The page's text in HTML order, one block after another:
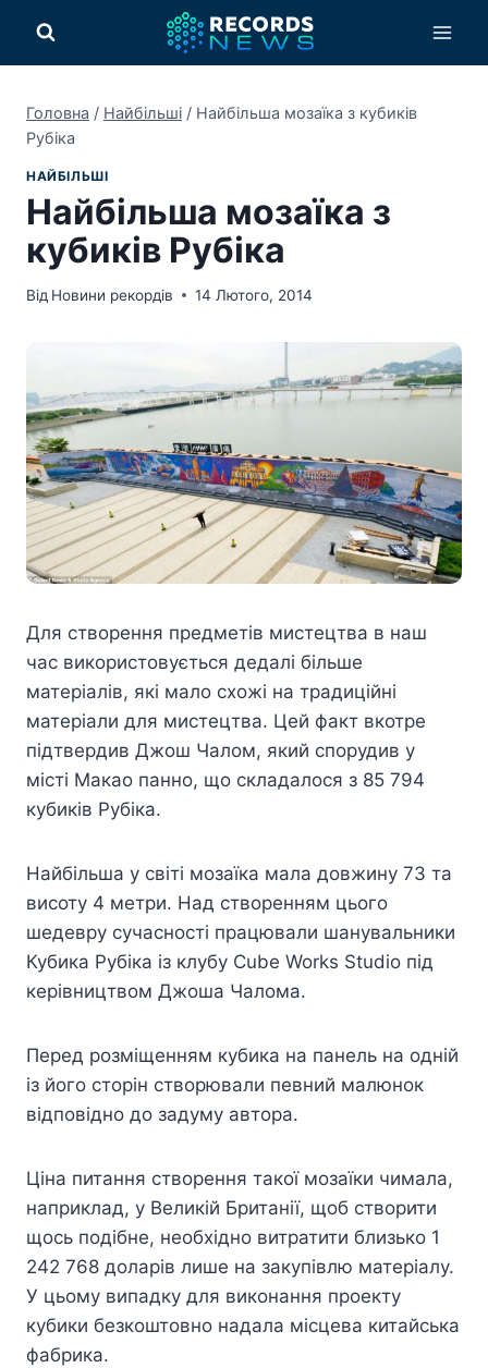
вмісту
Головна / Найбільші / Найбільша мозаїка з кубиків
Рубіка
НАЙБІЛЬШІ
Найбільша мозаїка з
кубиків Рубіка
Від Новини рекордів 14 Лютого, 2014
Для створення предметів мистецтва в наш
час використовується дедалі більше
матеріалів, які мало схожі на традиційні
матеріали для мистецтва. Цей факт вкотре
підтвердив Джош Чалом, який спорудив у
місті Макао панно, що складалося з 85 794
кубиків Рубіка.
Найбільша у світі мозаїка мала довжину 73 та
висоту 4 метри. Над створенням цього
шедевру сучасності працювали шанувальники
Кубика Рубіка із клубу Cube Works Studio під
керівництвом Джоша Чалома.
Перед розміщенням кубика на панель на одній
із його сторін створювали певний малюнок
відповідно до задуму автора.
Ціна питання створення такої мозаїки чимала,
наприклад, у Великій Британії, щоб створити
щось подібне, необхідно витратити близько 1
242 768 доларів лише на закупівлю матеріалу.
У цьому випадку для виконання проекту
кубики безкоштовно надала місцева китайська
фабрика.